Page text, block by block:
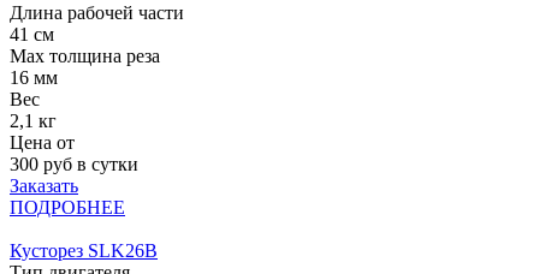
Длина рабочей части
41 см
Мах толщина реза
16 мм
Вес
2,1 кг
Цена от
300 руб в сутки
Заказать
ПОДРОБНЕЕ
Кусторез SLK26B